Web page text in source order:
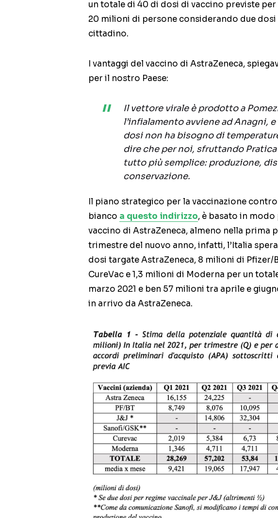
un totale di 40 di dosi di vaccino previste per
20 milioni di persone considerando due dosi
cittadino.
I vantaggi del vaccino di AstraZeneca,
per il nostro Paese:
Il vettore virale è prodotto a
l’infialamento avviene ad Anagni,
dosi non ha bisogno di
dire che per noi, sfruttando Pratica
tutto più semplice: produzione,
conservazione.
Il piano strategico per la vaccinazione contro
bianco a questo indirizzo, è basato in
vaccino di AstraZeneca, almeno nella prima
trimestre del nuovo anno, infatti, l’Italia
dosi targate AstraZeneca, 8 milioni di Pfizer/
CureVac e 1,3 milioni di Moderna per un
marzo 2021 e ben 57 milioni tra aprile e
in arrivo da AstraZeneca.